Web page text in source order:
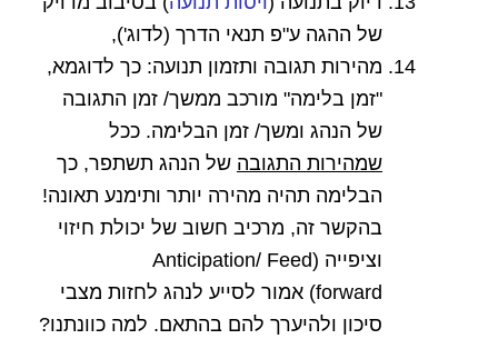
של ההגה ע"פ תנאי הדרך (לדוג'),
מהירות תגובה ותזמון תנועה: כך לדוגמא,
"זמן בלימה" מורכב ממשך/ זמן התגובה
של הנהג ומשך/ זמן הבלימה. ככל
שמהירות התגובה של הנהג תשתפר, כך
הבלימה תהיה מהירה יותר ותימנע תאונה!
בהקשר זה, מרכיב חשוב של יכולת חיזוי
וציפייה (Anticipation/ Feed
forward) אמור לסייע לנהג לחזות מצבי
סיכון ולהיערך להם בהתאם. למה כוונתנו?